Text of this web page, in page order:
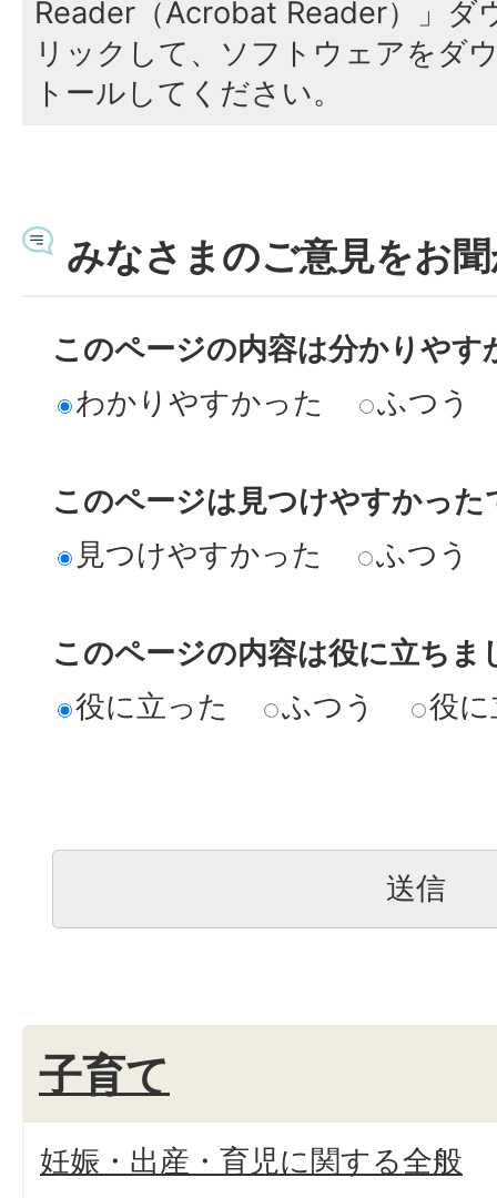
Reader（Acrobat Reader）」ダ
リックして、ソフトウェアをダ
トールしてください。
みなさまのご意見をお
このページの内容は分かりやす
わかりやすかった
ふつう
このページは見つけやすかった
見つけやすかった
ふつう
このページの内容は役に立ちま
役に立った
ふつう 役
子育て
妊娠・出産・育児に関する全般